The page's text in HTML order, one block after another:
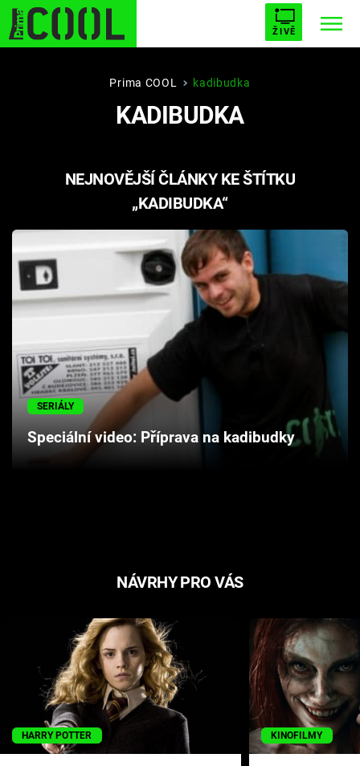
ŽIVĚ
STARHOUSE BUFFY, PŘEMOŽITELKA UPÍRŮ
PLNEJ KOTEL AVENGERS 5
Filmy
Seriály
Cool Esport
Pořady
TV Program
Prima COOL kadibudka
KADIBUDKA
NEJNOVĚJŠÍ ČLÁNKY KE ŠTÍTKU
„KADIBUDKA“
SERIÁLY
Speciální video: Příprava na kadibudky
NÁVRHY PRO VÁS
HARRY POTTER KINOFILMY